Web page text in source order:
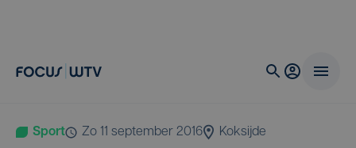
Sport zo 11 september 2016 Koksijde